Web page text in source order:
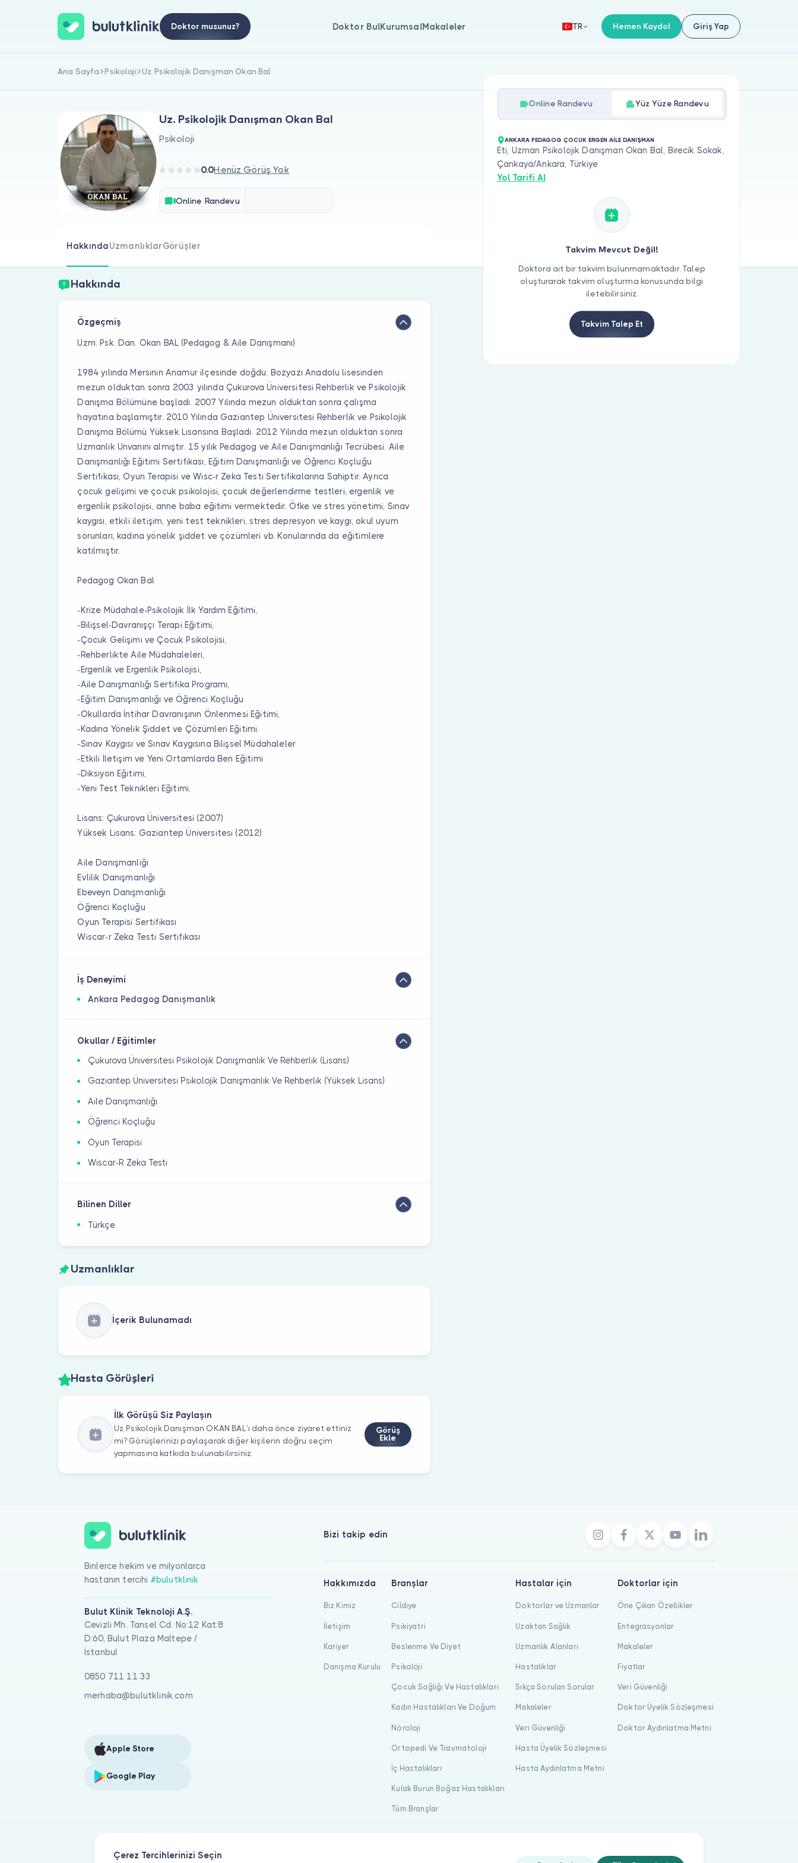
Doktor musunuz? Doktor BulKurumsalMakaleler TR Hemen Kaydol Giriş Yap
Ana Sayfa Psikoloji Uz. Psikolojik Danışman Okan Bal
Uz. Psikolojik Danışman Okan Bal
Psikoloji
0.0Henüz Görüş Yok
Online Randevu
HakkındaUzmanlıklarGörüşler
Hakkında
Özgeçmiş
Uzm. Psk. Dan. Okan BAL (Pedagog & Aile Danışmanı)
1984 yılında Mersinin Anamur ilçesinde doğdu. Bozyazı Anadolu lisesinden
mezun olduktan sonra 2003 yılında Çukurova Üniversitesi Rehberlik ve Psikolojik
Danışma Bölümüne başladı. 2007 Yılında mezun olduktan sonra çalışma
hayatına başlamıştır. 2010 Yılında Gaziantep Üniversitesi Rehberlik ve Psikolojik
Danışma Bölümü Yüksek Lisansına Başladı. 2012 Yılında mezun olduktan sonra
Uzmanlık Unvanını almıştır. 15 yılık Pedagog ve Aile Danışmanlığı Tecrübesi. Aile
Danışmanlığı Eğitimi Sertifikası, Eğitim Danışmanlığı ve Öğrenci Koçluğu
Sertifikası, Oyun Terapisi ve Wisc-r Zeka Testi Sertifikalarına Sahiptir. Ayrıca
çocuk gelişimi ve çocuk psikolojisi, çocuk değerlendirme testleri, ergenlik ve
ergenlik psikolojisi, anne baba eğitimi vermektedir. Öfke ve stres yönetimi, Sınav
kaygısı, etkili iletişim, yeni test teknikleri, stres depresyon ve kaygı, okul uyum
sorunları, kadına yönelik şiddet ve çözümleri vb. Konularında da eğitimlere
katılmıştır.
Pedagog Okan Bal
-Krize Müdahale-Psikolojik İlk Yardım Eğitimi,
-Bilişsel-Davranışçı Terapi Eğitimi,
-Çocuk Gelişimi ve Çocuk Psikolojisi,
-Rehberlikte Aile Müdahaleleri,
-Ergenlik ve Ergenlik Psikolojisi,
-Aile Danışmanlığı Sertifika Programı,
-Eğitim Danışmanlığı ve Öğrenci Koçluğu
-Okullarda İntihar Davranışının Önlenmesi Eğitimi,
-Kadına Yönelik Şiddet ve Çözümleri Eğitimi.
-Sınav Kaygısı ve Sınav Kaygısına Bilişsel Müdahaleler
-Etkili İletişim ve Yeni Ortamlarda Ben Eğitimi
-Diksiyon Eğitimi,
-Yeni Test Teknikleri Eğitimi,
Lisans: Çukurova Üniversitesi (2007)
Yüksek Lisans: Gaziantep Üniversitesi (2012)
Aile Danışmanlığı
Evlilik Danışmanlığı
Ebeveyn Danışmanlığı
Öğrenci Koçluğu
Oyun Terapisi Sertifikası
Wiscar-r Zeka Testi Sertifikası
İş Deneyimi
Ankara Pedagog Danışmanlık
Okullar / Eğitimler
Çukurova Üniversitesi Psikolojik Danışmanlık Ve Rehberlik (Lisans)
Gaziantep Üniversitesi Psikolojik Danışmanlık Ve Rehberlik (Yüksek Lisans)
Aile Danışmanlığı
Öğrenci Koçluğu
Oyun Terapisi
Wiscar-R Zeka Testi
Bilinen Diller
Türkçe
Uzmanlıklar
İçerik Bulunamadı
Hasta Görüşleri
İlk Görüşü Siz Paylaşın
Uz. Psikolojik Danışman OKAN BAL’ı daha önce ziyaret ettiniz
mi? Görüşlerinizi paylaşarak diğer kişilerin doğru seçim
yapmasına katkıda bulunabilirsiniz.
Görüş
Ekle
Online Randevu Yüz Yüze Randevu
ANKARA PEDAGOG ÇOCUK ERGEN AİLE DANIŞMAN
Eti, Uzman Psikolojik Danışman Okan Bal, Birecik Sokak,
Çankaya/Ankara, Türkiye
Yol Tarifi Al
Takvim Mevcut Değil!
Doktora ait bir takvim bulunmamaktadır. Talep
oluşturarak takvim oluşturma konusunda bilgi
iletebilirsiniz.
Takvim Talep Et
Çerez Tercihlerinizi Seçin
Binlerce hekim ve milyonlarca
hastanın tercihi #bulutklinik
Bulut Klinik Teknoloji A.Ş.
Cevizli Mh. Tansel Cd. No:12 Kat:8
D:60, Bulut Plaza Maltepe /
İstanbul
0850 711 11 33
merhaba@bulutklinik.com
Apple Store
Google Play
Bizi takip edin
Hakkımızda
Biz Kimiz
İletişim
Kariyer
Danışma Kurulu
Branşlar
Cildiye
Psikiyatri
Beslenme Ve Diyet
Psikoloji
Çocuk Sağlığı Ve Hastalıkları
Kadın Hastalıkları Ve Doğum
Nöroloji
Ortopedi Ve Travmatoloji
İç Hastalıkları
Kulak Burun Boğaz Hastalıkları
Tüm Branşlar
Hastalar için
Doktorlar ve Uzmanlar
Uzaktan Sağlık
Uzmanlık Alanları
Hastalıklar
Sıkça Sorulan Sorular
Makaleler
Veri Güvenliği
Hasta Üyelik Sözleşmesi
Hasta Aydınlatma Metni
Doktorlar için
Öne Çıkan Özellikler
Entegrasyonlar
Makaleler
Fiyatlar
Veri Güvenliği
Doktor Üyelik Sözleşmesi
Doktor Aydınlatma Metni